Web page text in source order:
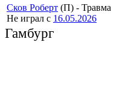
Сков Роберт (П) - Травма
Не играл с 16.05.2026
Гамбург